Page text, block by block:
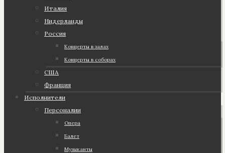
Италия
Нидерланды
Россия
Концерты в залах
Концерты в соборах
США
Франция
Исполнители
Персоналии
Опера
Балет
Музыканты